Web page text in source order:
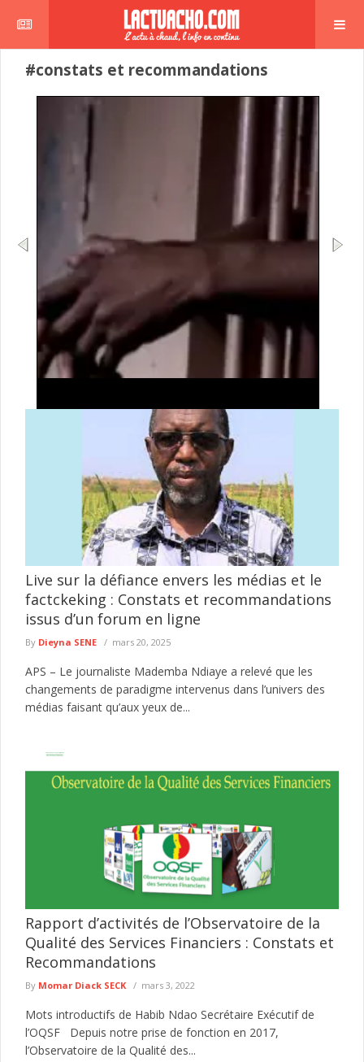
#constats et recommandations
Le Commissariat d’arrondissement de Jaxaay a annoncé le
défèrement au parquet d’un individu mis en cause dans une
Live sur la défiance envers les médias et le
factckeking : Constats et recommandations
issus d’un forum en ligne
By Dieyna SENE mars 20, 2025
APS – Le journaliste Mademba Ndiaye a relevé que les
changements de paradigme intervenus dans l’univers des
médias faisant qu’aux yeux de...
Rapport d’activités de l’Observatoire de la
Qualité des Services Financiers : Constats et
Recommandations
By Momar Diack SECK mars 3, 2022
Mots introductifs de Habib Ndao Secrétaire Exécutif de
l’OQSF Depuis notre prise de fonction en 2017,
l’Observatoire de la Qualité des...